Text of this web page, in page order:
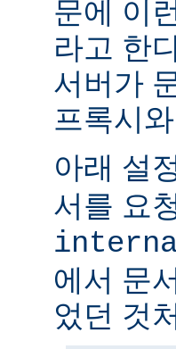
문에 이
라고 한
서버가
프록시
아래 설
서를 요
에서 문
었던 것